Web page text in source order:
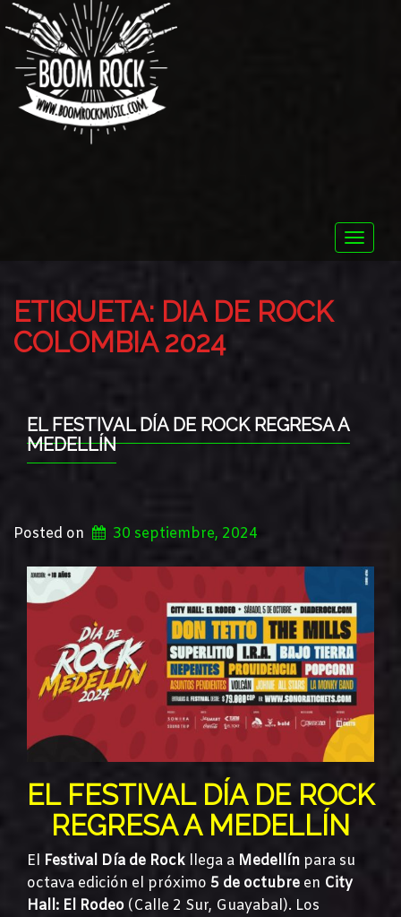
Toggle
ETIQUETA: DIA DE ROCK
COLOMBIA 2024
EL FESTIVAL DÍA DE ROCK REGRESA A
MEDELLÍN
Posted on 30 septiembre, 2024
EL FESTIVAL DÍA DE ROCK
REGRESA A MEDELLÍN
El Festival Día de Rock llega a Medellín para su
octava edición el próximo 5 de octubre en City
Hall: El Rodeo (Calle 2 Sur, Guayabal). Los